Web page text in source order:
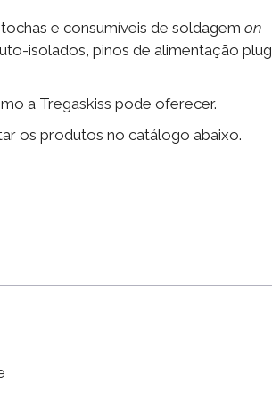
e consumíveis de soldagem on
isolados, pinos de alimentação
a Tregaskiss pode oferecer.
os produtos no catálogo abaixo.